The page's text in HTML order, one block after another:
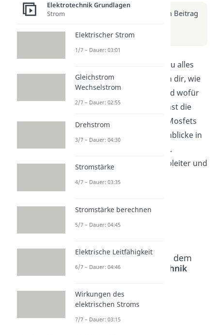
Weitere Infos erhältst du im Beitrag
zum Beitrag: Mosfet
In diesem Video erfährst du alles
über Mosfets. Wir erklären dir, wie
ein Mosfet funktioniert und wofür
er verwendet wird. Du lernst die
verschiedenen Arten von Mosfets
kennen und bekommst Einblicke in
ihre Anwendungsbereiche.
Entdecke die Welt der Halbleiter und
vertiefe dein Wissen!
Beliebte Inhalte aus dem
Bereich
Elektrotechnik
Diode
Dauer: 04:38
Z Diode
(Zener
Reihen-
Elektrotechnik Grundlagen
Strom
Elektrischer Strom
1/7 – Dauer: 03:01
Gleichstrom
Wechselstrom
2/7 – Dauer: 02:55
Drehstrom
3/7 – Dauer: 04:30
Stromstärke
4/7 – Dauer: 03:35
Stromstärke berechnen
5/7 – Dauer: 04:45
Elektrische Leitfähigkeit
6/7 – Dauer: 04:46
Wirkungen des
elektrischen Stroms
7/7 – Dauer: 03:15